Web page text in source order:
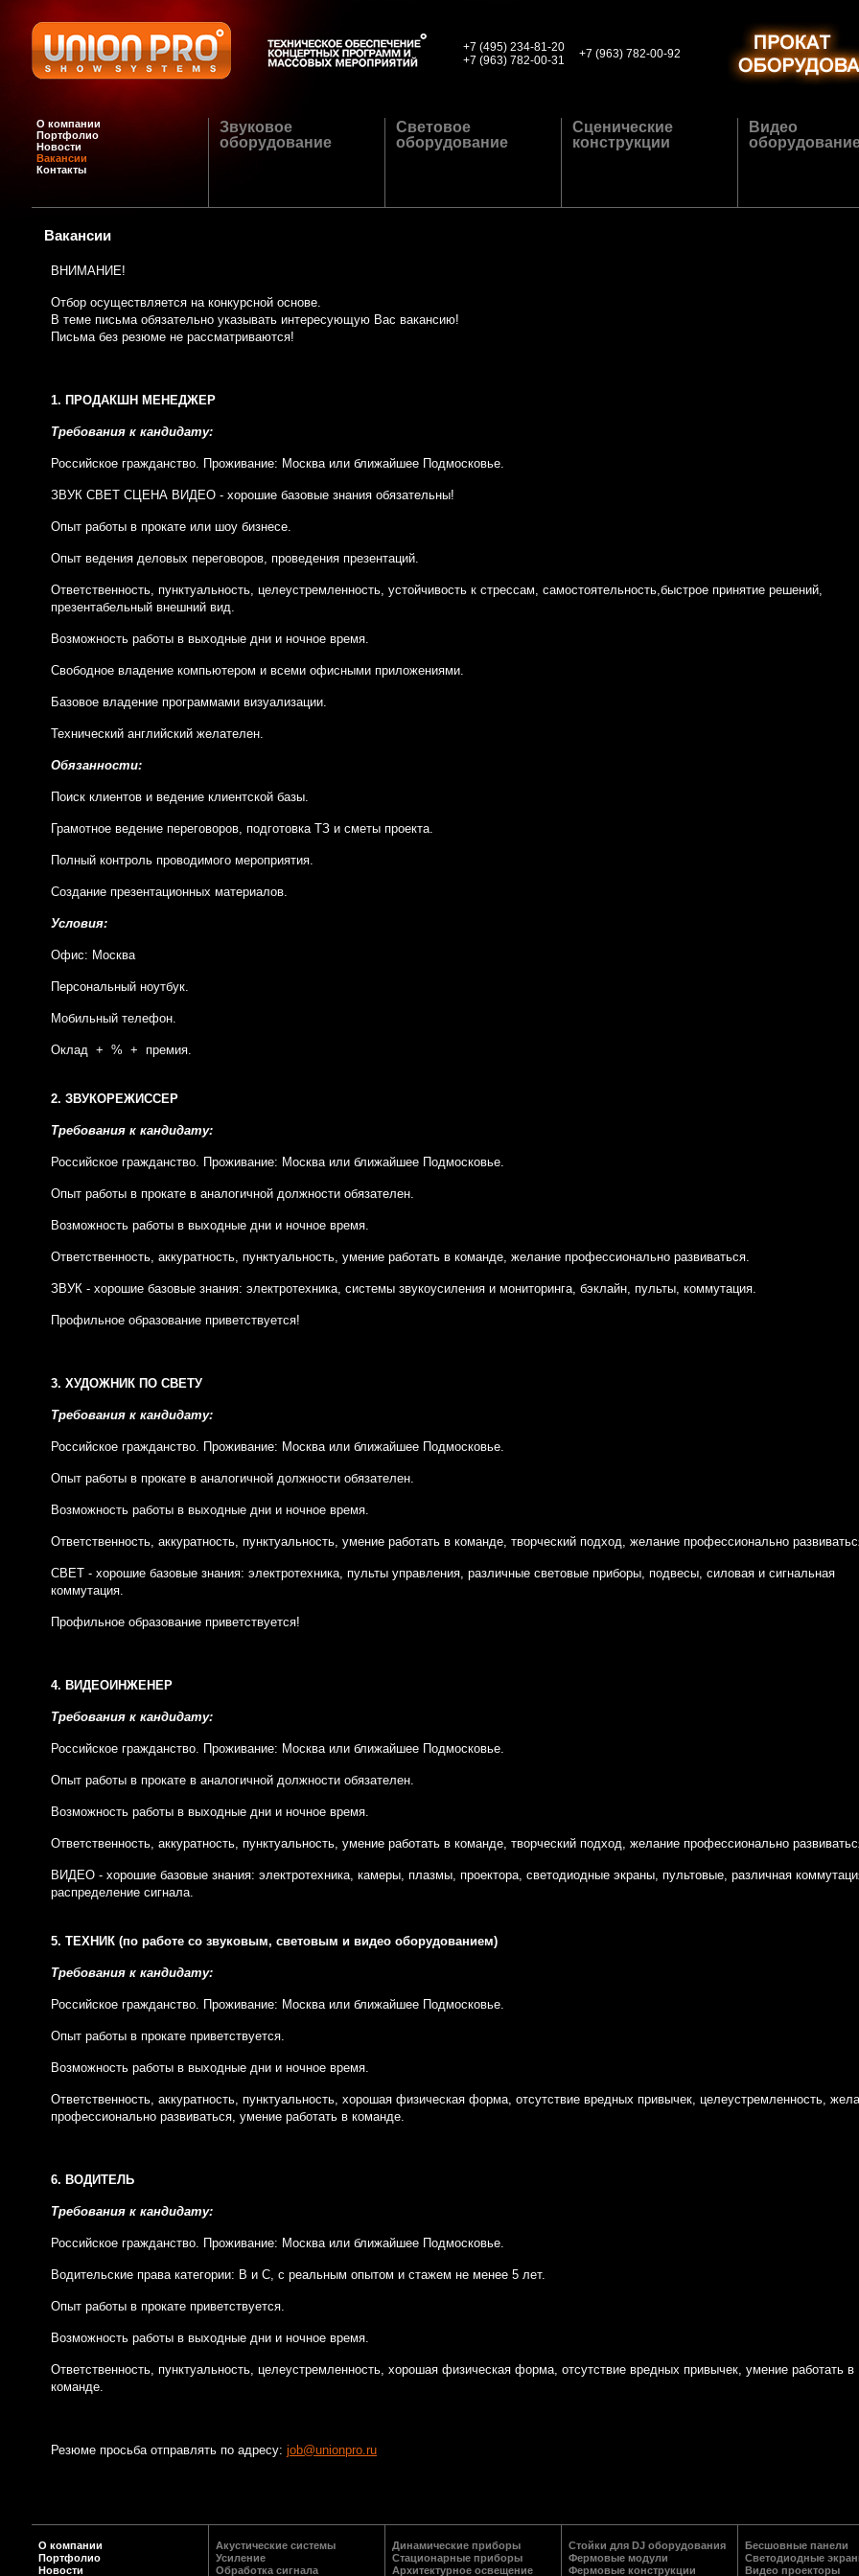
+7 (495) 234-81-20
+7 (963) 782-00-31
+7 (963) 782-00-92
О компании
Портфолио
Новости
Вакансии
Контакты
Звуковое
оборудование
Световое
оборудование
Сценические
конструкции
Видео
Вакансии
ВНИМАНИЕ!
Отбор осуществляется на конкурсной основе.
В теме письма обязательно указывать интересующую Вас вакансию!
Письма без резюме не рассматриваются!
1. ПРОДАКШН МЕНЕДЖЕР
Требования к кандидату:
Российское гражданство. Проживание: Москва или ближайшее Подмосковье.
ЗВУК СВЕТ СЦЕНА ВИДЕО - хорошие базовые знания обязательны!
Опыт работы в прокате или шоу бизнесе.
Опыт ведения деловых переговоров, проведения презентаций.
Ответственность, пунктуальность, целеустремленность, устойчивость к стрессам, самостоятельность,быстрое принятие решений,
презентабельный внешний вид.
Возможность работы в выходные дни и ночное время.
Свободное владение компьютером и всеми офисными приложениями.
Базовое владение программами визуализации.
Технический английский желателен.
Обязанности:
Поиск клиентов и ведение клиентской базы.
Грамотное ведение переговоров, подготовка ТЗ и сметы проекта.
Полный контроль проводимого мероприятия.
Создание презентационных материалов.
Условия:
Офис: Москва
Персональный ноутбук.
Мобильный телефон.
Оклад + % + премия.
2. ЗВУКОРЕЖИССЕР
Требования к кандидату:
Российское гражданство. Проживание: Москва или ближайшее Подмосковье.
Опыт работы в прокате в аналогичной должности обязателен.
Возможность работы в выходные дни и ночное время.
Ответственность, аккуратность, пунктуальность, умение работать в команде, желание профессионально развиваться.
ЗВУК - хорошие базовые знания: электротехника, системы звукоусиления и мониторинга, бэклайн, пульты, коммутация.
Профильное образование приветствуется!
3. ХУДОЖНИК ПО СВЕТУ
Требования к кандидату:
Российское гражданство. Проживание: Москва или ближайшее Подмосковье.
Опыт работы в прокате в аналогичной должности обязателен.
Возможность работы в выходные дни и ночное время.
Ответственность, аккуратность, пунктуальность, умение работать в команде, творческий подход, желание профессионально
СВЕТ - хорошие базовые знания: электротехника, пульты управления, различные световые приборы, подвесы, силовая и сигнальная
коммутация.
Профильное образование приветствуется!
4. ВИДЕОИНЖЕНЕР
Требования к кандидату:
Российское гражданство. Проживание: Москва или ближайшее Подмосковье.
Опыт работы в прокате в аналогичной должности обязателен.
Возможность работы в выходные дни и ночное время.
Ответственность, аккуратность, пунктуальность, умение работать в команде, творческий подход, желание профессионально
ВИДЕО - хорошие базовые знания: электротехника, камеры, плазмы, проектора, светодиодные экраны, пультовые, различная
распределение сигнала.
5. ТЕХНИК (по работе со звуковым, световым и видео оборудованием)
Требования к кандидату:
Российское гражданство. Проживание: Москва или ближайшее Подмосковье.
Опыт работы в прокате приветствуется.
Возможность работы в выходные дни и ночное время.
Ответственность, аккуратность, пунктуальность, хорошая физическая форма, отсутствие вредных привычек, целеустремленность,
профессионально развиваться, умение работать в команде.
6. ВОДИТЕЛЬ
Требования к кандидату:
Российское гражданство. Проживание: Москва или ближайшее Подмосковье.
Водительские права категории: В и С, с реальным опытом и стажем не менее 5 лет.
Опыт работы в прокате приветствуется.
Возможность работы в выходные дни и ночное время.
Ответственность, пунктуальность, целеустремленность, хорошая физическая форма, отсутствие вредных привычек, умение работать в
команде.
Резюме просьба отправлять по адресу: job@unionpro.ru
О компании
Портфолио
Новости
Акустические системы
Усиление
Обработка сигнала
Динамические приборы
Стационарные приборы
Архитектурное освещение
Стойки для DJ оборудования
Фермовые модули
Фермовые конструкции
Бесшовные панели
Светодиодные
Видео проекторы